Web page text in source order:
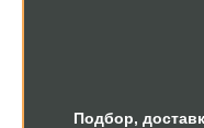
Подбор,